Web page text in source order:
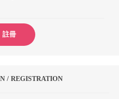
註冊
/ REGISTRATION